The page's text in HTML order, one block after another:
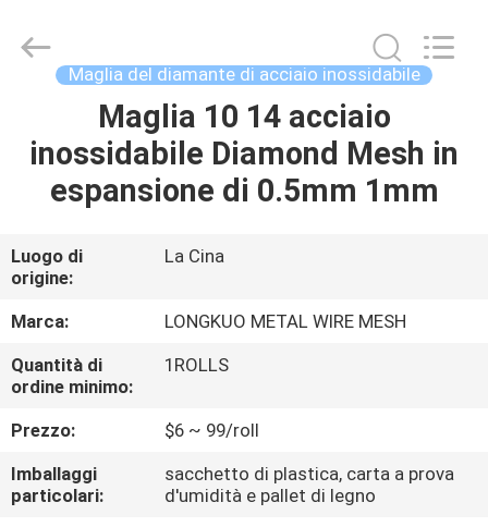
PRODOTTI
VIDEO
CHI
SIAMO
GIRO
DELLA
FABBRICA
Enterprise
Management
Maglia del diamante di acciaio inossidabile
Maglia 10 14 acciaio
inossidabile Diamond Mesh in
espansione di 0.5mm 1mm
Luogo di
origine:
La Cina
Marca:
LONGKUO METAL WIRE MESH
Quantità di
ordine minimo:
1ROLLS
Prezzo:
$6 ~ 99/roll
Imballaggi
particolari:
sacchetto di plastica, carta a prova
d'umidità e pallet di legno